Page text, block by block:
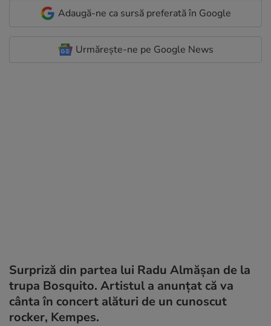
Adaugă-ne ca sursă preferată în Google
Urmărește-ne pe Google News
Surpriză din partea lui Radu Almășan de la
trupa Bosquito. Artistul a anunțat că va
cânta în concert alături de un cunoscut
rocker, Kempes.